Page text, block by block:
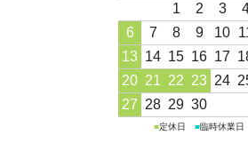
1
2 3
6
7 8 9 10
13 14 15 16 17
20 21 22 23 24
27 28 29 30
■定休日 ■臨時休業日